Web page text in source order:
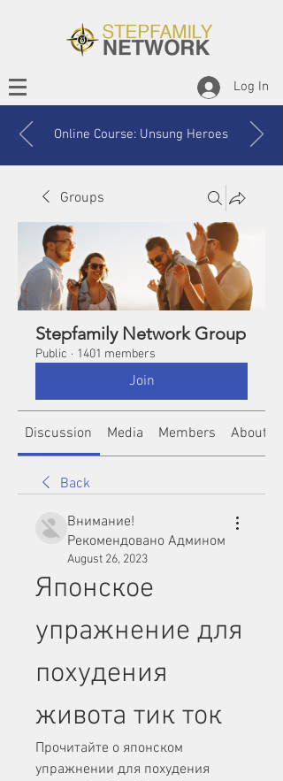
Log In
Online Course: Unsung Heroes
Groups
Stepfamily Network Group
Public · 1401 members
Join
Discussion Media Members About
Back
Внимание!
Рекомендовано Админом
August 26, 2023
Японское
упражнение для
похудения
живота тик ток
Прочитайте о японском
упражнении для похудения